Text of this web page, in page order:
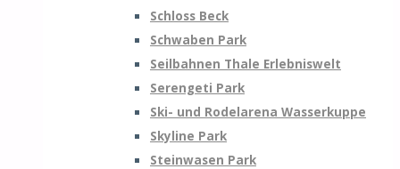
Schloss Beck
Schwaben Park
Seilbahnen Thale Erlebniswelt
Serengeti Park
Ski- und Rodelarena Wasserkuppe
Skyline Park
Steinwasen Park